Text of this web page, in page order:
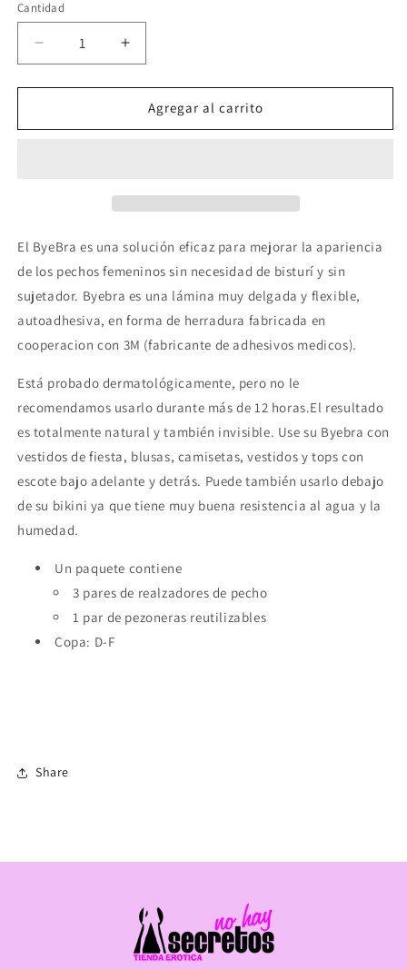
Cantidad
Reducir
cantidad
para
BRA
DE
SILICONA
COPA
D/F
Aumentar
cantidad
para
BYE-
BRA
DE
COPA
D/F
Agregar al carrito
El ByeBra es una solución eficaz para mejorar la apariencia
de los pechos femeninos sin necesidad de bisturí y sin
sujetador. Byebra es una lámina muy delgada y flexible,
autoadhesiva, en forma de herradura fabricada en
cooperacion con 3M (fabricante de adhesivos medicos).
Está probado dermatológicamente, pero no le
recomendamos usarlo durante más de 12 horas.El resultado
es totalmente natural y también invisible. Use su Byebra con
vestidos de fiesta, blusas, camisetas, vestidos y tops con
escote bajo adelante y detrás. Puede también usarlo debajo
de su bikini ya que tiene muy buena resistencia al agua y la
humedad.
Un paquete contiene
3 pares de realzadores de pecho
1 par de pezoneras reutilizables
​Copa: D-F
Share